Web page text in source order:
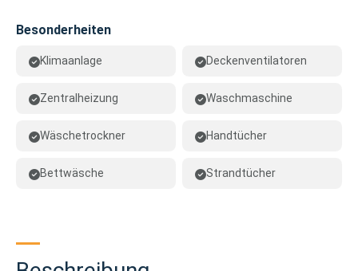
Besonderheiten
Klimaanlage Deckenventilatoren
Zentralheizung Waschmaschine
Wäschetrockner Handtücher
Bettwäsche Strandtücher